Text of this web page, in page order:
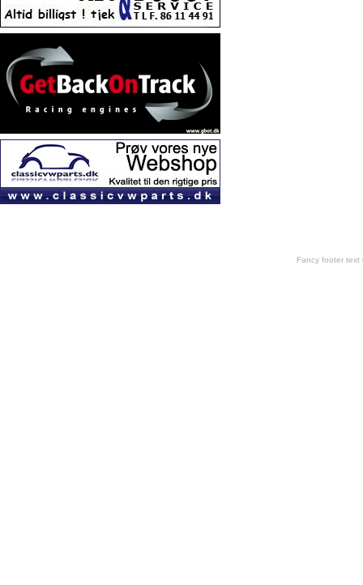
Fancy footer